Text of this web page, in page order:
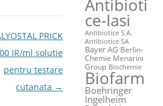
PRICK
IR/ml solutie
pentru testare
cutanata →
Antibioti
ce-Iasi
Antibiotice S.A.
Antibiotice SA
Bayer AG Berlin-
Chemie Menarini
Group Biochemie
Biofarm
Boehringer
Ingelheim